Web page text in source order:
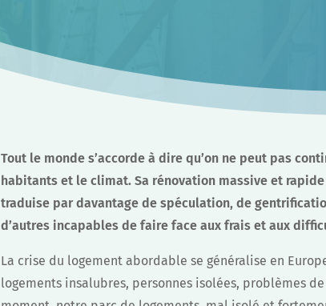
Tout le monde s’accorde à dire qu’on ne peut pas
habitants et le climat. Sa rénovation massive et
traduise par davantage de spéculation, de
d’autres incapables de faire face aux frais et aux
La crise du logement abordable se généralise en
logements insalubres, personnes isolées, problèmes